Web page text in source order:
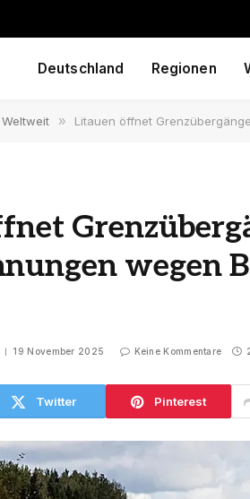
Deutschland Regionen
Weltweit » Litauen öffnet
wegen
19 November 2025 Keine Kommentare
Twitter Pinterest